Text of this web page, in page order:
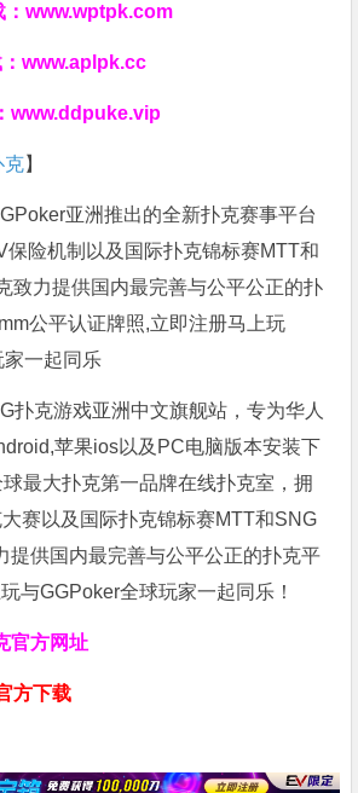
：www.wptpk.com
www.aplpk.cc
www.ddpuke.vip
克】
亚洲推出的全新扑克赛事平台
保险机制以及国际扑克锦标赛MTT和
致力提供国内最完善与公平公正的扑
公平认证牌照,立即注册马上玩
一起同乐
扑克游戏亚洲中文旗舰站，专为华人
苹果ios以及PC电脑版本安装下
最大扑克第一品牌在线扑克室，拥
赛以及国际扑克锦标赛MTT和SNG
提供国内最完善与公平公正的扑克平
与GGPoker全球玩家一起同乐！
官方网址
方下载